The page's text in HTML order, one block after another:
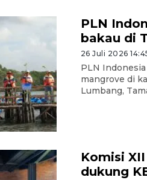
PLN
bakau di
26 Juli 2026
PLN
mangrove di
Lumbang,
Komisi
dukung